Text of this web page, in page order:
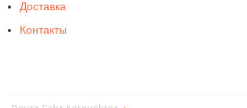
Доставка
Контакты